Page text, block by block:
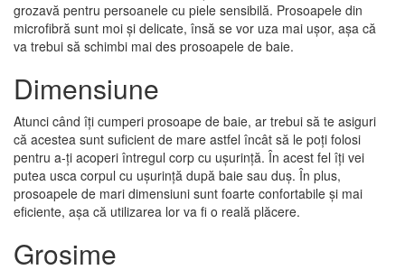
grozavă pentru persoanele cu piele sensibilă. Prosoapele din
microfibră sunt moi și delicate, însă se vor uza mai ușor, așa că
va trebui să schimbi mai des prosoapele de baie.
Dimensiune
Atunci când îți cumperi prosoape de baie, ar trebui să te asiguri
că acestea sunt suficient de mare astfel încât să le poți folosi
pentru a-ți acoperi întregul corp cu ușurință. În acest fel îți vei
putea usca corpul cu ușurință după baie sau duș. În plus,
prosoapele de mari dimensiuni sunt foarte confortabile și mai
eficiente, așa că utilizarea lor va fi o reală plăcere.
Grosime